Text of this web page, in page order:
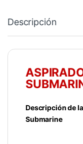
Descripción
Descripción de
Submarine